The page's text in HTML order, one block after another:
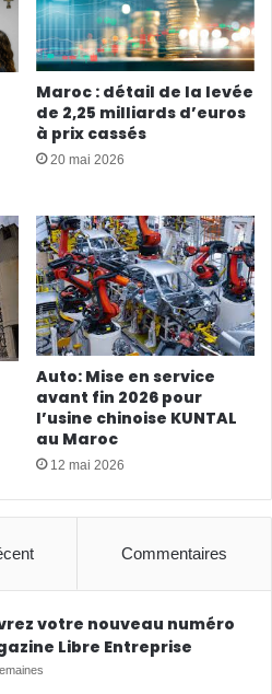
Maroc : détail de la levée
de 2,25 milliards d’euros
à prix cassés
20 mai 2026
Auto: Mise en service
avant fin 2026 pour
l’usine chinoise KUNTAL
au Maroc
12 mai 2026
Commentaires
votre nouveau numéro
Libre Entreprise